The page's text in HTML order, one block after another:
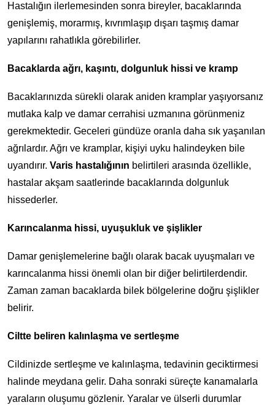
Hastalığın ilerlemesinden sonra bireyler, bacaklarında
genişlemiş, morarmış, kıvrımlaşıp dışarı taşmış damar
yapılarını rahatlıkla görebilirler.
Bacaklarda ağrı, kaşıntı, dolgunluk hissi ve kramp
Bacaklarınızda sürekli olarak aniden kramplar yaşıyorsanız
mutlaka kalp ve damar cerrahisi uzmanına görünmeniz
gerekmektedir. Geceleri gündüze oranla daha sık yaşanılan
ağrılardır. Ağrı ve kramplar, kişiyi uyku halindeyken bile
uyandırır. Varis hastalığının belirtileri arasında özellikle,
hastalar akşam saatlerinde bacaklarında dolgunluk
hissederler.
Karıncalanma hissi, uyuşukluk ve şişlikler
Damar genişlemelerine bağlı olarak bacak uyuşmaları ve
karıncalanma hissi önemli olan bir diğer belirtilerdendir.
Zaman zaman bacaklarda bilek bölgelerine doğru şişlikler
belirir.
Ciltte beliren kalınlaşma ve sertleşme
Cildinizde sertleşme ve kalınlaşma, tedavinin geciktirmesi
halinde meydana gelir. Daha sonraki süreçte kanamalarla
yaraların oluşumu gözlenir. Yaralar ve ülserli durumlar